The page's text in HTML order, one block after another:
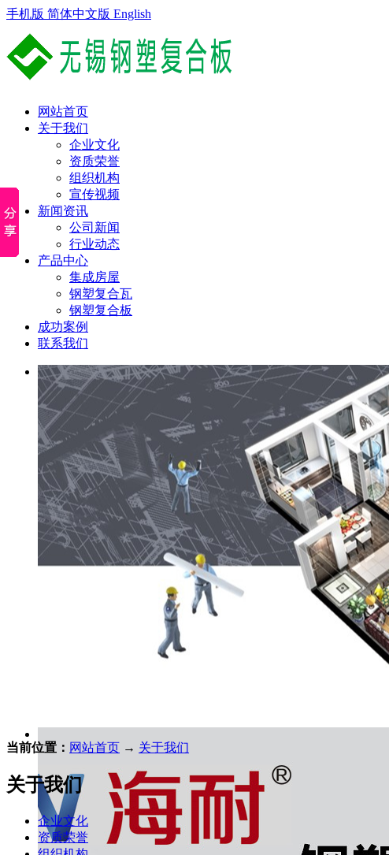
手机版 简体中文版 English
网站首页
关于我们
企业文化
资质荣誉
组织机构
宣传视频
新闻资讯
公司新闻
行业动态
产品中心
集成房屋
钢塑复合瓦
钢塑复合板
成功案例
联系我们
当前位置： 网站首页 → 关于我们
关于我们
企业文化
资质荣誉